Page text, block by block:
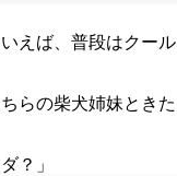
えば、普段はクー
らの柴犬姉妹ときた
？」